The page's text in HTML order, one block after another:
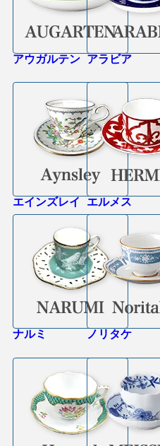
アウガルテン アラビア
エインズレイ エルメス
ナルミ ノリタケ